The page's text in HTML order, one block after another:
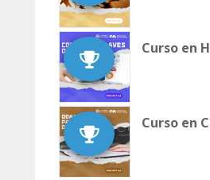
Curso en
Curso en